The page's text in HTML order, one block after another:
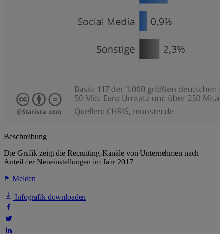
Beschreibung
Die Grafik zeigt die Recruiting-Kanäle von Unternehmen nach
Anteil der Neueinstellungen im Jahr 2017.
Melden
Infografik downloaden